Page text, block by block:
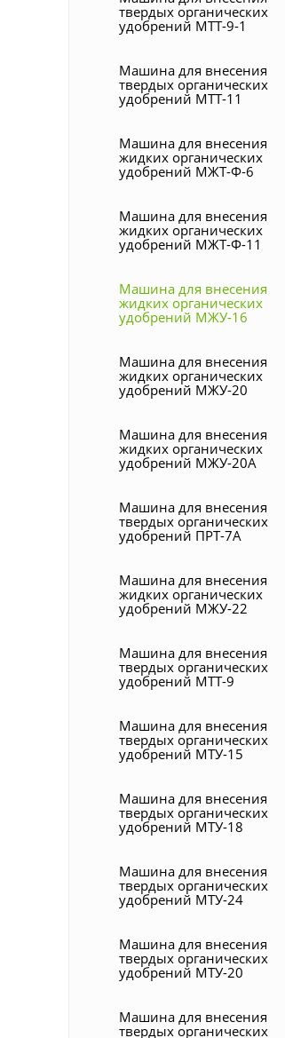
твердых органических
удобрений МТТ-9-1
Машина для внесения
твердых органических
удобрений МТТ-11
Машина для внесения
жидких органических
удобрений МЖТ-Ф-6
Машина для внесения
жидких органических
удобрений МЖТ-Ф-11
Машина для внесения
жидких органических
удобрений МЖУ-16
Машина для внесения
жидких органических
удобрений МЖУ-20
Машина для внесения
жидких органических
удобрений МЖУ-20А
Машина для внесения
твердых органических
удобрений ПРТ-7А
Машина для внесения
жидких органических
удобрений МЖУ-22
Машина для внесения
твердых органических
удобрений МТТ-9
Машина для внесения
твердых органических
удобрений МТУ-15
Машина для внесения
твердых органических
удобрений МТУ-18
Машина для внесения
твердых органических
удобрений МТУ-24
Машина для внесения
твердых органических
удобрений МТУ-20
Машина для внесения
твердых органических